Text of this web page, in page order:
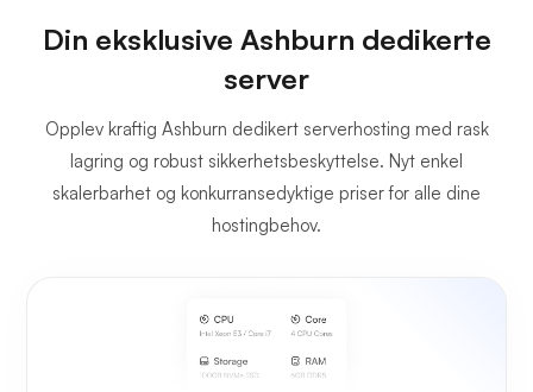
Din eksklusive Ashburn dedikerte
server
Opplev kraftig Ashburn dedikert serverhosting med rask
lagring og robust sikkerhetsbeskyttelse. Nyt enkel
skalerbarhet og konkurransedyktige priser for alle dine
hostingbehov.